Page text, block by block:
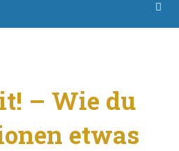
– Wie du
etwas